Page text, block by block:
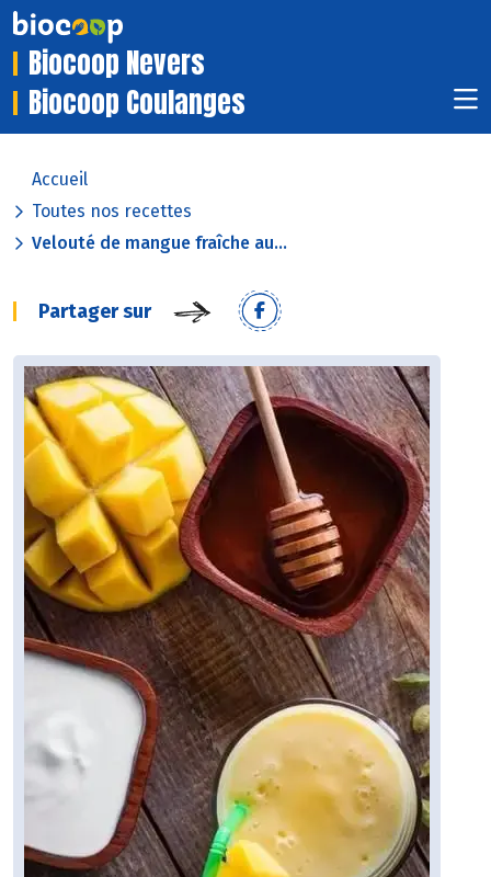
Biocoop Nevers
Biocoop Coulanges
Accueil
Toutes nos recettes
Velouté de mangue fraîche au...
Partager sur